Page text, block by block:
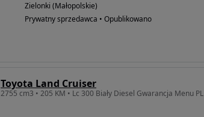
Zielonki (Małopolskie)
Prywatny sprzedawca • Opublikowano
Toyota Land Cruiser
2755 cm3 • 205 KM • Lc 300 Biały Diesel Gwarancja Menu PL